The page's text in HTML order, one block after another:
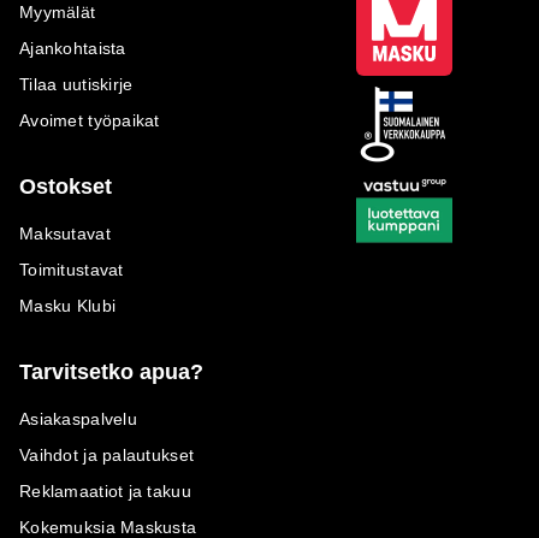
Myymälät
Ajankohtaista
Tilaa uutiskirje
Avoimet työpaikat
Ostokset
Maksutavat
Toimitustavat
Masku Klubi
Tarvitsetko apua?
Asiakaspalvelu
Vaihdot ja palautukset
Reklamaatiot ja takuu
Kokemuksia Maskusta